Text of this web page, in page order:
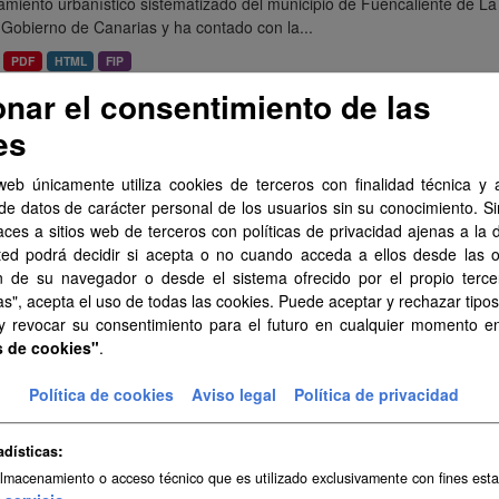
de Canarias y ha contado con la...
PDF HTML FIP
urbanístico de Arucas
urbanístico sistematizado del municipio de Arucas . Esta
y ha contado con la financiación del...
PDF HTML FIP
urbanístico de Barlovento
urbanístico sistematizado del municipio de Barlovento .
y ha contado con la financiación del...
urbanístico de Tuineje
urbanístico sistematizado del municipio de Tuineje . Esta
y ha contado con la financiación del...
el consentimiento de las
únicamente utiliza cookies de terceros con finalidad técnica y
datos de carácter personal de los usuarios sin su conocimiento.
a sitios web de terceros con políticas de privacidad ajenas a la
podrá decidir si acepta o no cuando acceda a ellos desde las
de su navegador o desde el sistema ofrecido por el propio
acepta el uso de todas las cookies. Puede aceptar y rechazar
revocar su consentimiento para el futuro en cualquier momento
de cookies".
Política de cookies Aviso legal Política de privacidad
o acceso técnico que es utilizado exclusivamente con fines